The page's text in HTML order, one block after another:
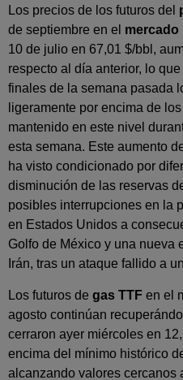
Los precios de los futuros del
de septiembre en el mercado
10 de julio en 67,01 $/bbl,
respecto al día anterior, lo
finales de la semana pasada
ligeramente por encima de
mantenido en este nivel
esta semana. Este aumento
ha visto condicionado por
disminución de las reservas
posibles interrupciones en la
en Estados Unidos a
Golfo de México y una nueva
Irán, tras un ataque fallido a
Los futuros de gas TTF en el
agosto continúan
cerraron ayer miércoles en
encima del mínimo histórico
alcanzando valores cercanos